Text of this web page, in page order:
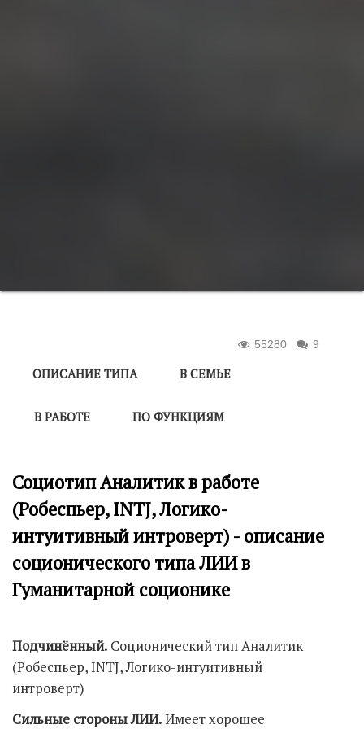
9
55280
ОПИСАНИЕ ТИПА В СЕМЬЕ
В РАБОТЕ ПО ФУНКЦИЯМ
Социотип Аналитик в работе
(Робеспьер, INTJ, Логико-
интуитивный интроверт) - описание
соционического типа ЛИИ в
Гуманитарной соционике
Подчинённый. Соционический тип Аналитик
(Робеспьер, INTJ, Логико-интуитивный
интроверт)
Сильные стороны ЛИИ.Имеет хорошее